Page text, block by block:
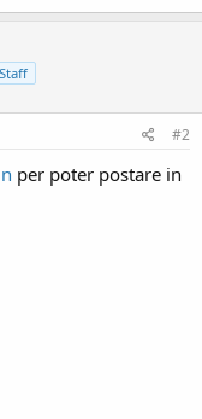
#2
per poter postare in